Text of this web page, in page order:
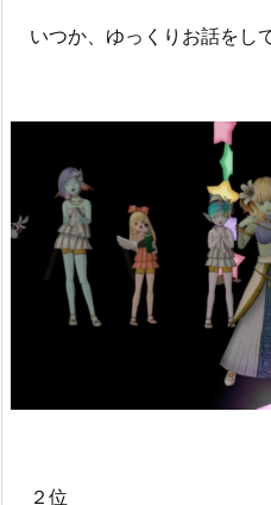
いつか、ゆっくりお話をし
２位